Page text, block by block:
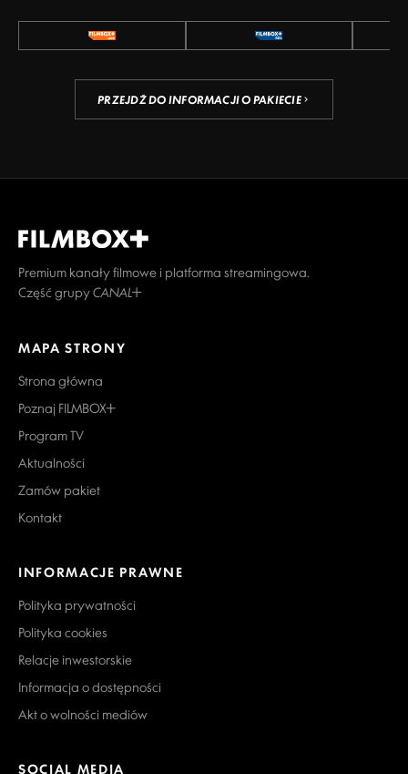
PRZEJDŹ DO INFORMACJI O PAKIECIE
Premium kanały filmowe i platforma streamingowa.
Część grupy CANAL+
MAPA STRONY
Strona główna
Poznaj FILMBOX+
Program TV
Aktualności
Zamów pakiet
Kontakt
INFORMACJE PRAWNE
Polityka prywatności
Polityka cookies
Relacje inwestorskie
Informacja o dostępności
Akt o wolności mediów
SOCIAL MEDIA